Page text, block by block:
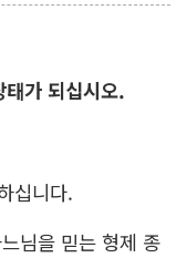
가 되십시오.
십니다.
님을 믿는 형제 종